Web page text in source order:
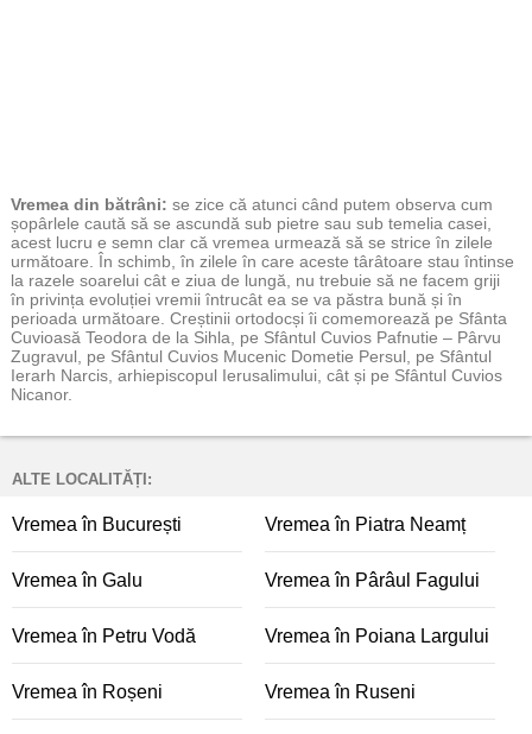
Vremea din bătrâni: se zice că atunci când putem observa cum
șopârlele caută să se ascundă sub pietre sau sub temelia casei,
acest lucru e semn clar că vremea urmează să se strice în zilele
următoare. În schimb, în zilele în care aceste târâtoare stau întinse
la razele soarelui cât e ziua de lungă, nu trebuie să ne facem griji
în privința evoluției vremii întrucât ea se va păstra bună și în
perioada următoare. Creștinii ortodocși îi comemorează pe Sfânta
Cuvioasă Teodora de la Sihla, pe Sfântul Cuvios Pafnutie – Pârvu
Zugravul, pe Sfântul Cuvios Mucenic Dometie Persul, pe Sfântul
Ierarh Narcis, arhiepiscopul Ierusalimului, cât și pe Sfântul Cuvios
Nicanor.
ALTE LOCALITĂȚI:
Vremea în București Vremea în Piatra Neamț
Vremea în Galu Vremea în Pârâul Fagului
Vremea în Petru Vodă Vremea în Poiana Largului
Vremea în Roșeni Vremea în Ruseni